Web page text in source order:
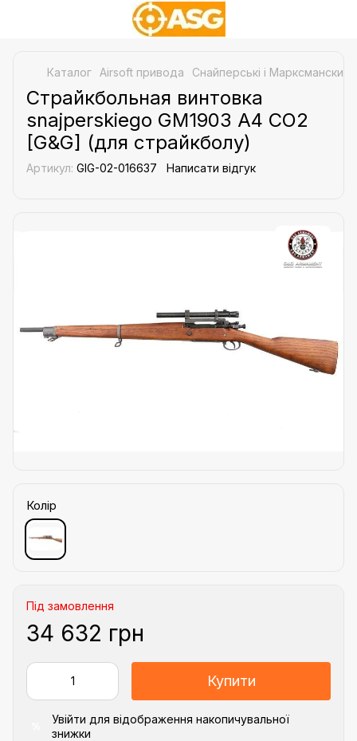
Каталог Airsoft привода Снайперські і Марксманские
Страйкбольная винтовка
snajperskiego GM1903 A4 CO2
[G&G] (для страйкболу)
Артикул: GIG-02-016637 Написати відгук
Колір
Під замовлення
34 632 грн
Купити
Увійти для відображення накопичувальної
знижки